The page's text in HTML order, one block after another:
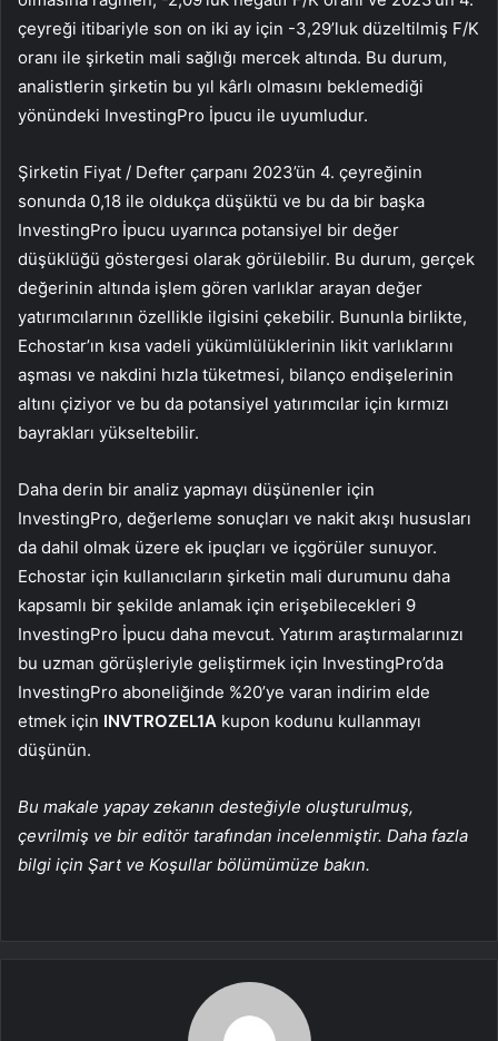
çeyreği itibariyle son on iki ay için -3,29’luk düzeltilmiş F/K
oranı ile şirketin mali sağlığı mercek altında. Bu durum,
analistlerin şirketin bu yıl kârlı olmasını beklemediği
yönündeki InvestingPro İpucu ile uyumludur.
Şirketin Fiyat / Defter çarpanı 2023’ün 4. çeyreğinin
sonunda 0,18 ile oldukça düşüktü ve bu da bir başka
InvestingPro İpucu uyarınca potansiyel bir değer
düşüklüğü göstergesi olarak görülebilir. Bu durum, gerçek
değerinin altında işlem gören varlıklar arayan değer
yatırımcılarının özellikle ilgisini çekebilir. Bununla birlikte,
Echostar’ın kısa vadeli yükümlülüklerinin likit varlıklarını
aşması ve nakdini hızla tüketmesi, bilanço endişelerinin
altını çiziyor ve bu da potansiyel yatırımcılar için kırmızı
bayrakları yükseltebilir.
Daha derin bir analiz yapmayı düşünenler için
InvestingPro, değerleme sonuçları ve nakit akışı hususları
da dahil olmak üzere ek ipuçları ve içgörüler sunuyor.
Echostar için kullanıcıların şirketin mali durumunu daha
kapsamlı bir şekilde anlamak için erişebilecekleri 9
InvestingPro İpucu daha mevcut. Yatırım araştırmalarınızı
bu uzman görüşleriyle geliştirmek için InvestingPro’da
InvestingPro aboneliğinde %20’ye varan indirim elde
etmek için INVTROZEL1A kupon kodunu kullanmayı
düşünün.
Bu makale yapay zekanın desteğiyle oluşturulmuş,
çevrilmiş ve bir editör tarafından incelenmiştir. Daha fazla
bilgi için Şart ve Koşullar bölümümüze bakın.